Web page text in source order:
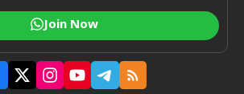
Join Now